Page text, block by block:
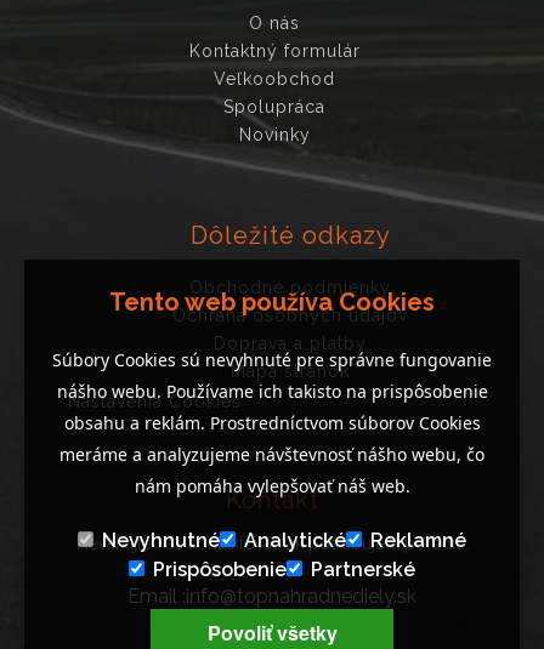
O nás
Kontaktný formulár
Veľkoobchod
Spolupráca
Novinky
Dôležité odkazy
Obchodné podmienky
Ochrana osobných údajov
Doprava a platby
Mapa stránok
Nastavenia Cookies
Kontakt
Neváhajte nás kontaktovať, ak potrebujete poradiť..
Email :info@topnahradnediely.sk
Tel : +421 919 278 288
Tento web používa Cookies
Súbory Cookies sú nevyhnuté pre správne fungovanie
nášho webu. Používame ich takisto na prispôsobenie
obsahu a reklám. Prostredníctvom súborov Cookies
meráme a analyzujeme návštevnosť nášho webu, čo
nám pomáha vylepšovať náš web.
Nevyhnutné Analytické
Reklamné
Prispôsobenie
Partnerské
Povoliť všetky